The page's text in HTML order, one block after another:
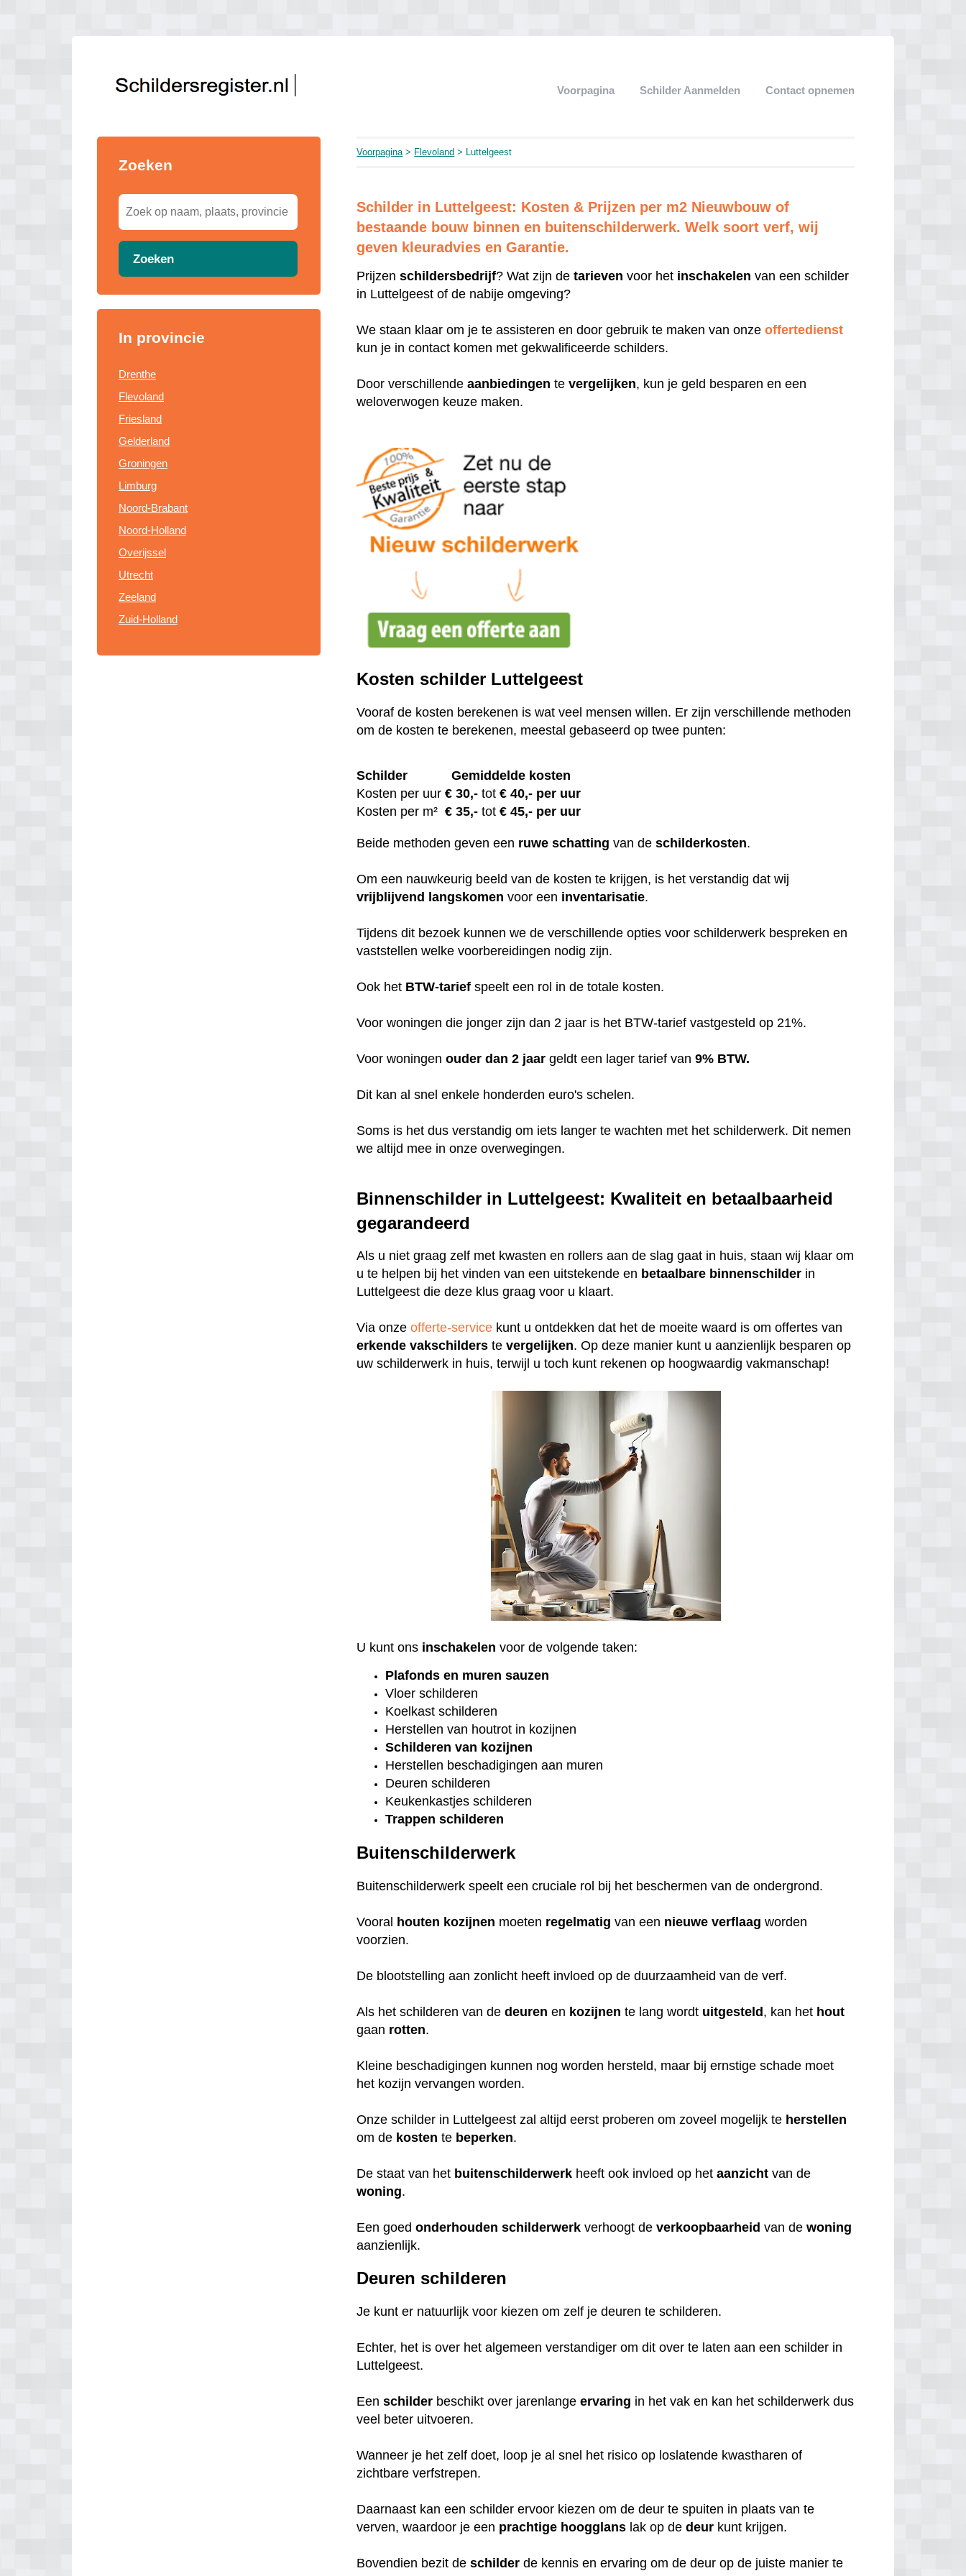
Voorpagina Schilder Aanmelden Contact opnemen
Zoeken
Zoeken
In provincie
Drenthe
Flevoland
Friesland
Gelderland
Groningen
Limburg
Noord-Brabant
Noord-Holland
Overijssel
Utrecht
Zeeland
Zuid-Holland
Voorpagina> Flevoland > Luttelgeest
Schilder in Luttelgeest: Kosten & Prijzen per m2 Nieuwbouw of
bestaande bouw binnen en buitenschilderwerk. Welk soort verf, wij
geven kleuradvies en Garantie.
Prijzenschildersbedrijf? Wat zijn detarieven voor het inschakelen van een schilder
in Luttelgeest of de nabije omgeving?
We staan klaar om je te assisteren en door gebruik te maken van onzeoffertedienst
kun je in contact komen met gekwalificeerde schilders.
Door verschillendeaanbiedingen tevergelijken, kun je geld besparen en een
weloverwogen keuze maken.
Kosten schilder Luttelgeest
Vooraf de kosten berekenen is wat veel mensen willen. Er zijn verschillende methoden
om de kosten te berekenen, meestal gebaseerd op twee punten:
Schilder
Gemiddelde kosten
Kosten per uur € 30,-tot € 40,- per uur
Kosten per m²€35,- tot € 45,- per uur
Beide methoden geven een ruwe schatting van deschilderkosten.
Om een nauwkeurig beeld van de kosten te krijgen, is het verstandig dat wij
vrijblijvend langskomen voor een inventarisatie.
Tijdens dit bezoek kunnen we de verschillende opties voor schilderwerk bespreken en
vaststellen welke voorbereidingen nodig zijn.
Ook het BTW-tarief speelt een rol in de totale kosten.
Voor woningen die jonger zijn dan 2 jaar is het BTW-tarief vastgesteld op 21%.
Voor woningenouder dan 2 jaar geldt een lager tarief van9% BTW.
Dit kan al snel enkele honderden euro's schelen.
Soms is het dus verstandig om iets langer te wachten met het schilderwerk. Dit nemen
we altijd mee in onze overwegingen.
Binnenschilder in Luttelgeest: Kwaliteit en betaalbaarheid
gegarandeerd
Als u niet graag zelf met kwasten en rollers aan de slag gaat in huis, staan wij klaar om
u te helpen bij het vinden van een uitstekende en betaalbare binnenschilder in
Luttelgeest die deze klus graag voor u klaart.
Via onzeofferte-service kunt u ontdekken dat het de moeite waard is om offertes van
erkende vakschilders tevergelijken. Op deze manier kunt u aanzienlijk besparen op
uw schilderwerk in huis, terwijl u toch kunt rekenen op hoogwaardig vakmanschap!
U kunt ons inschakelen voor de volgende taken:
Plafonds en muren sauzen
Vloer schilderen
Koelkast schilderen
Herstellen van houtrot in kozijnen
Schilderen van kozijnen
Herstellen beschadigingen aan muren
Deuren schilderen
Keukenkastjes schilderen
Trappen schilderen
Buitenschilderwerk
Buitenschilderwerk speelt een cruciale rol bij het beschermen van de ondergrond.
Vooral houten kozijnen moeten regelmatig van een nieuwe verflaag worden
voorzien.
De blootstelling aan zonlicht heeft invloed op de duurzaamheid van de verf.
Als het schilderen van dedeuren en kozijnen te lang wordt uitgesteld, kan het hout
gaan rotten.
Kleine beschadigingen kunnen nog worden hersteld, maar bij ernstige schade moet
het kozijn vervangen worden.
Onze schilder in Luttelgeest zal altijd eerst proberen om zoveel mogelijk te herstellen
om de kosten te beperken.
De staat van het buitenschilderwerk heeft ook invloed op hetaanzicht van de
woning.
Een goedonderhouden schilderwerk verhoogt deverkoopbaarheid van dewoning
aanzienlijk.
Deuren schilderen
Je kunt er natuurlijk voor kiezen om zelf je deuren te schilderen.
Echter, het is over het algemeen verstandiger om dit over te laten aan een schilder in
Luttelgeest.
Eenschilder beschikt over jarenlangeervaring in het vak en kan het schilderwerk dus
veel beter uitvoeren.
Wanneer je het zelf doet, loop je al snel het risico op loslatende kwastharen of
zichtbare verfstrepen.
Daarnaast kan een schilder ervoor kiezen om de deur te spuiten in plaats van te
verven, waardoor je een prachtige hoogglans lak op dedeur kunt krijgen.
Bovendien bezit deschilder de kennis en ervaring om de deur op de juiste manier te